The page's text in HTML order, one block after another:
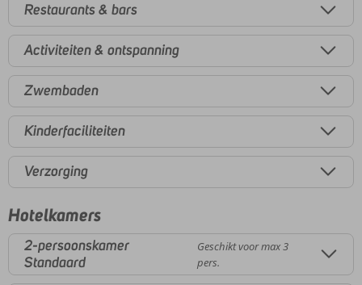
Restaurants & bars
Activiteiten & ontspanning
Zwembaden
Kinderfaciliteiten
Verzorging
Hotelkamers
2-persoonskamer
Standaard
Geschikt voor max 3
pers.